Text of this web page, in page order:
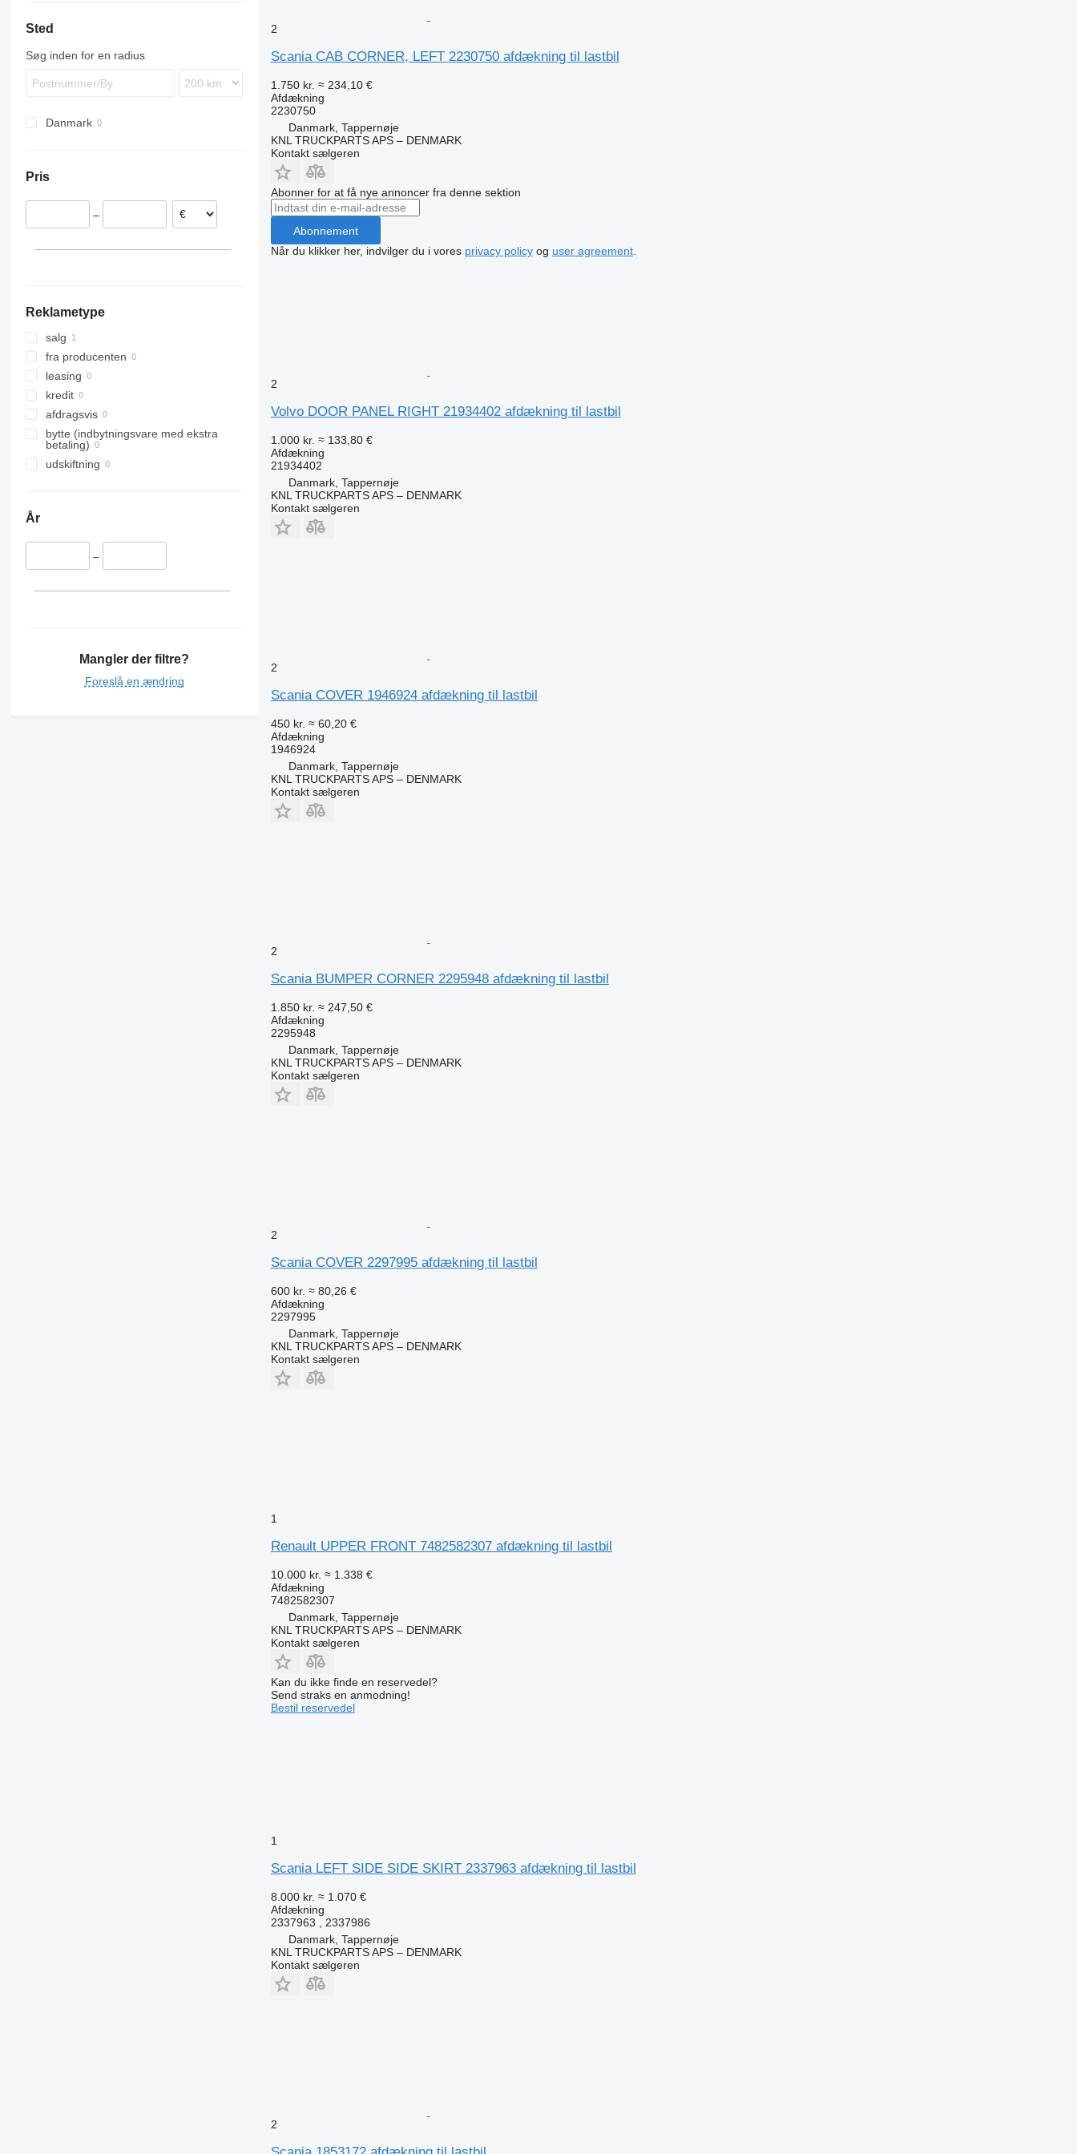
TGX
Econic
Integro
MB
Travego
Megane
Midliner
Premium
S-series
Touring
B-series
FE
FL
Sted
Søg inden for en radius
Danmark
Pris
–
Reklametype
salg
fra producenten
leasing
kredit
afdragsvis
bytte (indbytningsvare med ekstra
betaling)
udskiftning
År
–
Mangler der filtre?
Foreslå en ændring
2
Scania CAB CORNER, LEFT 2230750 afdækning til lastbil
1.750 kr. ≈ 234,10 €
Afdækning
2230750
Danmark, Tappernøje
KNL TRUCKPARTS APS – DENMARK
Kontakt sælgeren
Abonner for at få nye annoncer fra denne sektion
Abonnement
Når du klikker her, indvilger du i vores privacy policyog user agreement.
2
Volvo DOOR PANEL RIGHT 21934402 afdækning til lastbil
1.000 kr. ≈ 133,80 €
Afdækning
21934402
Danmark, Tappernøje
KNL TRUCKPARTS APS – DENMARK
Kontakt sælgeren
2
Scania COVER 1946924 afdækning til lastbil
450 kr. ≈ 60,20 €
Afdækning
1946924
Danmark, Tappernøje
KNL TRUCKPARTS APS – DENMARK
Kontakt sælgeren
2
Scania BUMPER CORNER 2295948 afdækning til lastbil
1.850 kr. ≈ 247,50 €
Afdækning
2295948
Danmark, Tappernøje
KNL TRUCKPARTS APS – DENMARK
Kontakt sælgeren
2
Scania COVER 2297995 afdækning til lastbil
600 kr. ≈ 80,26 €
Afdækning
2297995
Danmark, Tappernøje
KNL TRUCKPARTS APS – DENMARK
Kontakt sælgeren
1
Renault UPPER FRONT 7482582307 afdækning til lastbil
10.000 kr. ≈ 1.338 €
Afdækning
7482582307
Danmark, Tappernøje
KNL TRUCKPARTS APS – DENMARK
Kontakt sælgeren
Kan du ikke finde en reservedel?
Send straks en anmodning!
Bestil reservedel
1
Scania LEFT SIDE SIDE SKIRT 2337963 afdækning til lastbil
8.000 kr. ≈ 1.070 €
Afdækning
2337963 , 2337986
Danmark, Tappernøje
KNL TRUCKPARTS APS – DENMARK
Kontakt sælgeren
2